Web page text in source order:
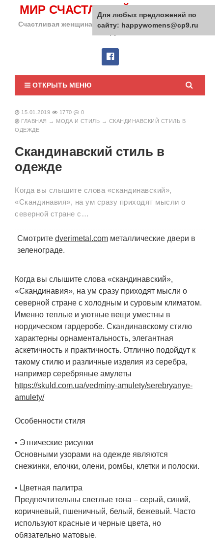
МИР СЧАСТЛИВОЙ ЖЕНЩИНЫ
Счастливая женщина сделает счастливым весь мир
ОТКРЫТЬ МЕНЮ
15.01.2019 1770
0
ГЛАВНАЯ → МОДА И СТИЛЬ → СКАНДИНАВСКИЙ СТИЛЬ В
ОДЕЖДЕ
Скандинавский стиль в
одежде
Когда вы слышите слова «скандинавский»,
«Скандинавия», на ум сразу приходят мысли о
северной стране с…
Смотрите dverimetal.com металлические двери в
зеленограде.
Когда вы слышите слова «скандинавский»,
«Скандинавия», на ум сразу приходят мысли о
северной стране с холодным и суровым климатом.
Именно теплые и уютные вещи уместны в
нордическом гардеробе. Скандинавскому стилю
характерны орнаментальность, элегантная
аскетичность и практичность. Отлично подойдут к
такому стилю и различные изделия из серебра,
например серебряные амулеты
https://skuld.com.ua/vedminy-amulety/serebryanye-
amulety/
Особенности стиля
• Этнические рисунки
Основными узорами на одежде являются
снежинки, елочки, олени, ромбы, клетки и полоски.
• Цветная палитра
Предпочтительны светлые тона – серый, синий,
коричневый, пшеничный, белый, бежевый. Часто
используют красные и черные цвета, но
обязательно матовые.
Для любых предложений по
сайту: happywomens@cp9.ru